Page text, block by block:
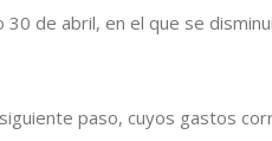
de abril, en el que se
paso, cuyos gastos